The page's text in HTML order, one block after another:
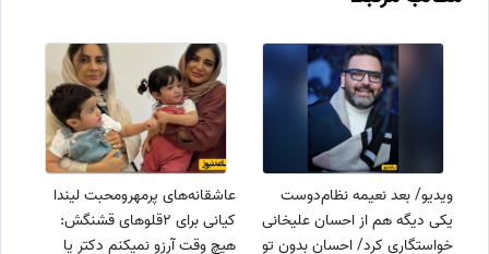
ویدیو/ بعد نعیمه نظام‌دوست
یکی دیگه هم از احسان علیخانی
خواستگاری کرد/ احسان بدون تو
عاشقانه‌های پرمهرومحبت لیندا
کیانی برای 2قلوهای قشنگش:
هیچ وقت آرزو نمیکنم دکتر یا